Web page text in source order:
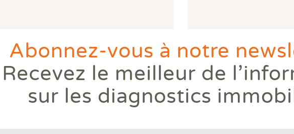
Abonnez-vous à notre
Recevez le meilleur de
sur les diagnostics